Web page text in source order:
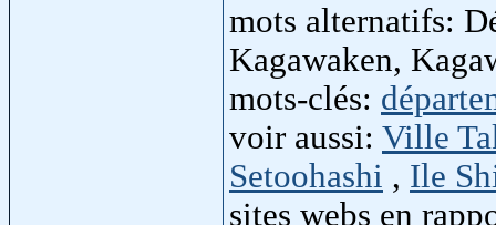
mots alternatifs:
Kagawaken,
mots-clés:
voir aussi: Ville
Setoohashi , Ile
sites webs en